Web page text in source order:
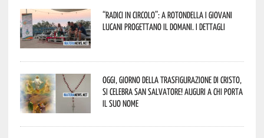
“Radici in Circolo”: a Rotondella i giovani
lucani progettano il domani. I dettagli
Oggi, giorno della Trasfigurazione di Cristo,
si celebra San Salvatore! Auguri a chi porta
il suo nome